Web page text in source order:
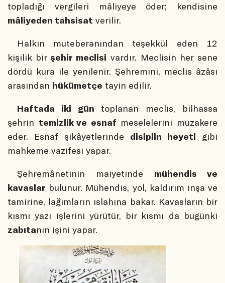
topladığı vergileri mâliyeye öder; kendisine
mâliyeden tahsisat verilir.
Halkın muteberanından teşekkül eden 12
kişilik birşehir meclisi vardır. Meclisin her sene
dördü kura ile yenilenir. Şehremini, meclis âzâsı
arasından hükümetçe tayin edilir.
Haftada iki gün toplanan meclis, bilhassa
şehrin temizlik ve esnaf meselelerini müzakere
eder. Esnaf şikâyetlerinde disiplin heyeti gibi
mahkeme vazifesi yapar.
Şehremânetinin maiyetinde mühendis ve
kavaslar bulunur. Mühendis, yol, kaldırım inşa ve
tamirine, lağımların ıslahına bakar. Kavasların bir
kısmı yazı işlerini yürütür, bir kısmı da bugünki
zabıtanın işini yapar.